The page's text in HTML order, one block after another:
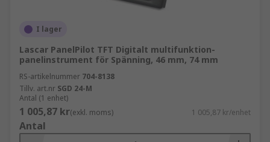
I lager
Lascar PanelPilot TFT Digitalt multifunktion-
panelinstrument för Spänning, 46 mm, 74 mm
RS-artikelnummer 704-8138
Tillv. art.nr SGD 24-M
Antal (1 enhet)
1 005,87 kr(exkl. moms) 1 005,87 kr/enhet
Antal